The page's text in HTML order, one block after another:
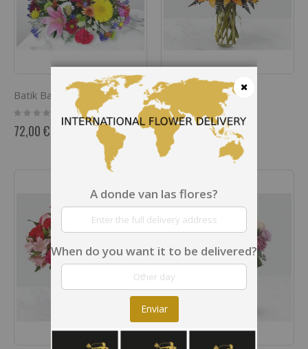
Batik Basket
Rating:
0%
72,00 €
Summer Vibes
Rating:
0%
76,00 €
A donde van las flores?
When do you want it to be delivered?
Enviar